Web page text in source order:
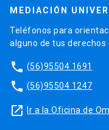
MEDIACIÓN
Teléfonos para
alguno de tus derechos
phone (56)95504 1691
phone (56)95504 1247
launch Ir a la Oficina de